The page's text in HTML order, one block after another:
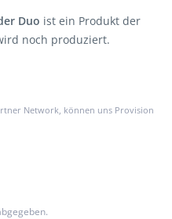
Duo ist ein Produkt der
noch produziert.
Network, können uns Provision